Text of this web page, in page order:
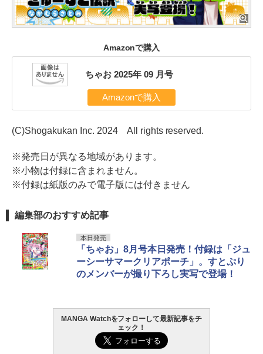
Amazonで購入
ちゃお 2025年 09 月号
Amazonで購入
(C)Shogakukan Inc. 2024 All rights reserved.
※発売日が異なる地域があります。
※小物は付録に含まれません。
※付録は紙版のみで電子版には付きません
編集部のおすすめ記事
本日発売
「ちゃお」8月号本日発売！付録は「ジュ
ーシーサマークリアポーチ」。すとぷり
のメンバーが撮り下ろし実写で登場！
MANGA Watchをフォローして最新記事をチ
ェック！